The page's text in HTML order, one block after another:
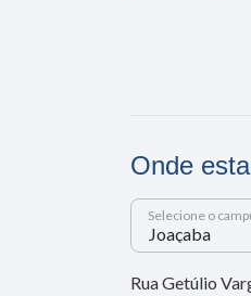
Onde
Selecione o
Rua Getúlio